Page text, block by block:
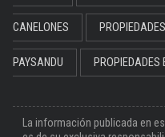
CANELONES
PAYSANDU PROPIEDADES
La información publicada en